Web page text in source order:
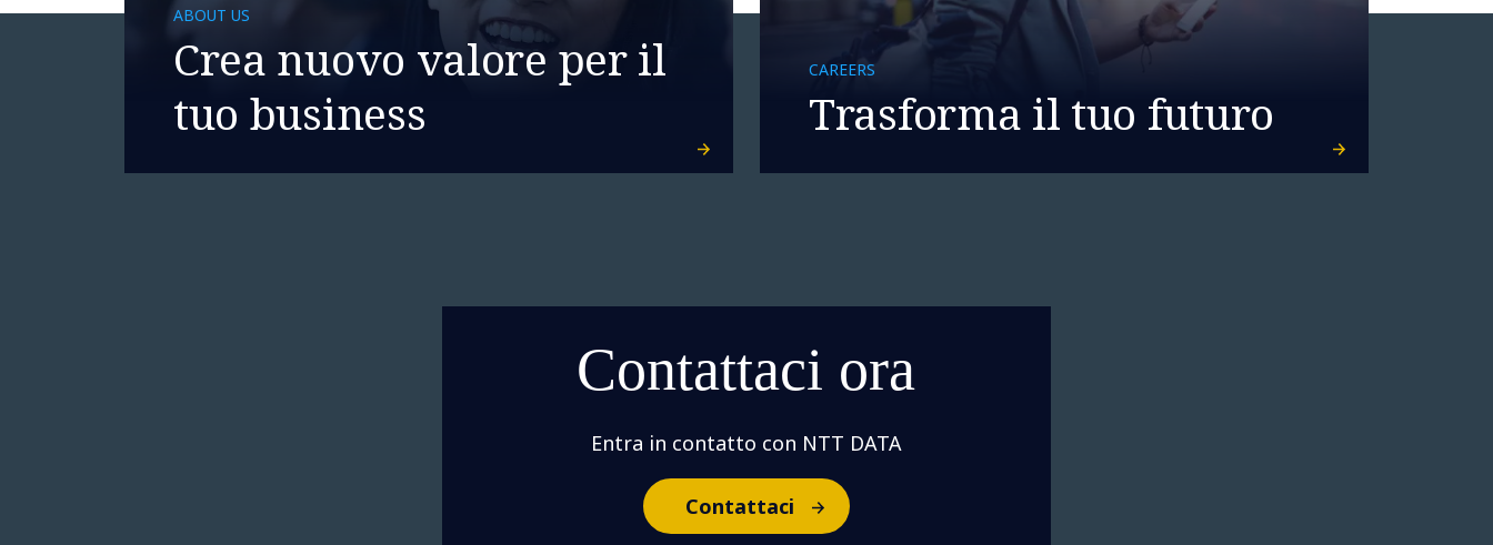
ABOUT US
Crea nuovo valore per il
tuo business
CAREERS
Trasforma il tuo futuro
Contattaci ora
Entra in contatto con NTT DATA
Contattaci